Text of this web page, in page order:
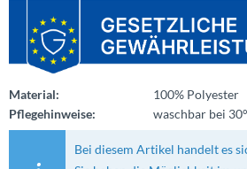
Material:
100% Polyester
Pflegehinweise:
waschbar bei 30°
Bei diesem Artikel handelt es